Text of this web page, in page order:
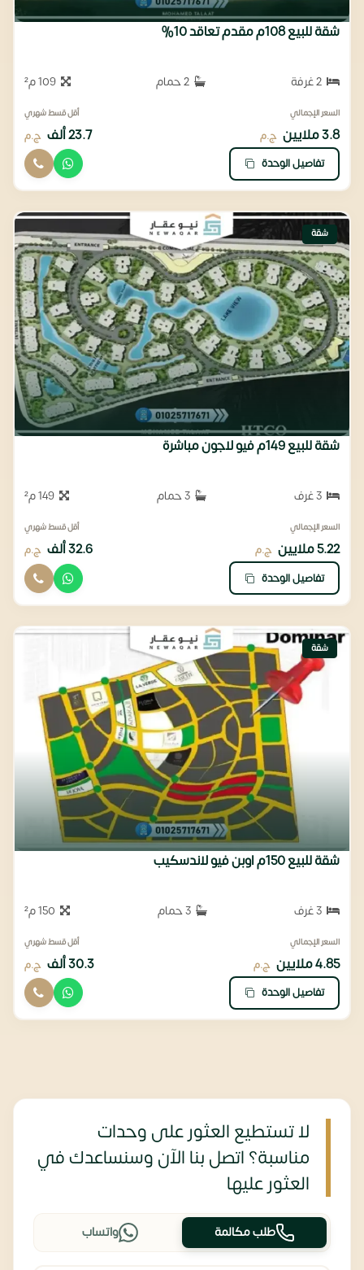
شقة للبيع 108م مقدم تعاقد 10%
109 م²
السعر الإجمالي
3.8 ملايين ج.م
أقل قسط شهري
23.7 ألف ج.م
تفاصيل الوحدة
شقة
شقة للبيع 149م فيو لاجون مباشرة
149 م²
السعر الإجمالي
5.22 ملايين ج.م
أقل قسط شهري
32.6 ألف ج.م
تفاصيل الوحدة
شقة
شقة للبيع 150م اوبن فيو لاندسكيب
3 حمام
السعر الإجمالي
4.85 ملايين ج.م
أقل قسط شهري
30.3 ألف ج.م
تفاصيل الوحدة
لا تستطيع العثور على وحدات
مناسبة؟ اتصل بنا الآن وسنساعدك في
العثور عليها
طلب مكالمة واتساب